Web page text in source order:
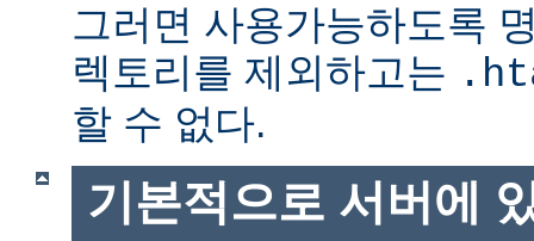
그러면 사용가능하도록
렉토리를 제외하고는
할 수 없다.
기본적으로 서버에